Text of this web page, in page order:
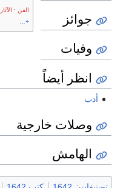
الفن الآثار
+...
جوائز
وفيات
انظر أيضاً
أدب
وصلات خارجية
الهامش